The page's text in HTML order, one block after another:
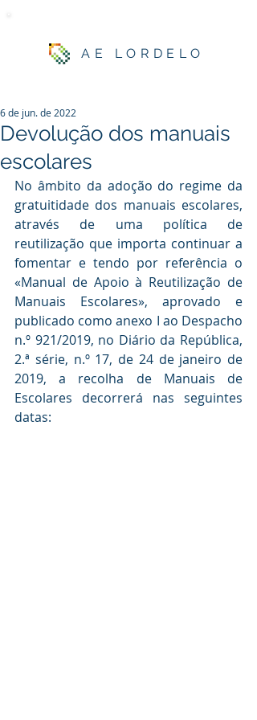
AE LORDELO
Devolução dos manuais
escolares
6 de jun. de 2022
No âmbito da adoção do regime da
gratuitidade dos manuais escolares,
através de uma política de
reutilização que importa continuar a
fomentar e tendo por referência o
«Manual de Apoio à Reutilização de
Manuais Escolares», aprovado e
publicado como anexo I ao Despacho
n.º 921/2019, no Diário da República,
2.ª série, n.º 17, de 24 de janeiro de
2019, a recolha de Manuais de
Escolares decorrerá nas seguintes
datas: